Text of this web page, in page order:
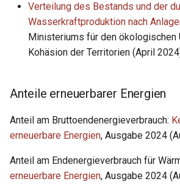
Verteilung des Bestands und der
Wasserkraftproduktion nach
Ministeriums für den ökologischen
Kohäsion der Territorien (April
Anteile erneuerbarer Energien
Anteil am Bruttoendenergieverbrauch:
erneuerbare Energien, Ausgabe 2024
Anteil am Endenergieverbrauch für
erneuerbare Energien, Ausgabe 2024